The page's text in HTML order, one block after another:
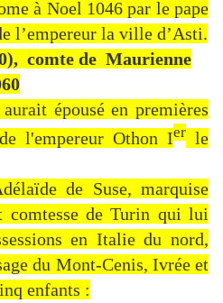
à Noel 1046 par le pape
l’empereur la ville d’Asti.
comte de Maurienne
épousé en premières
l'empereur Othon Ier le
de Suse, marquise
comtesse de Turin qui lui
en Italie du nord,
du Mont-Cenis, Ivrée et
enfants :